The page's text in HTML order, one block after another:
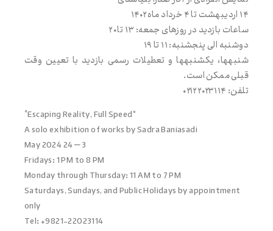
۱۴ اردیبهشت تا ۴ خرداد ماه ۱۴۰۲
دوشنبه الی پنجشنبه‌: ۱۱ تا ۱۹
شنبه‌ها، یکشنبه‌ها و تعطیلات رسمی بازدید با تعیین وقت
قبلی ممکن است.
تلفن: ۰۲۱۲۲۰۲۳۱۱۴
“Escaping Reality, Full Speed”
A solo exhibition of works by Sadra Baniasadi
3 – 24 May 2024
Fridays: 1 PM to 8 PM
Monday through Thursday: 11 AM to 7 PM
Saturdays, Sundays, and Public Holidays by appointment
only
Tel: +9821-22023114